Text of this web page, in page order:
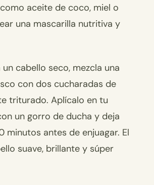
aceite de coco, miel o
una mascarilla nutritiva y
cabello seco, mezcla una
con dos cucharadas de
triturado. Aplícalo en tu
un gorro de ducha y deja
minutos antes de enjuagar. El
suave, brillante y súper